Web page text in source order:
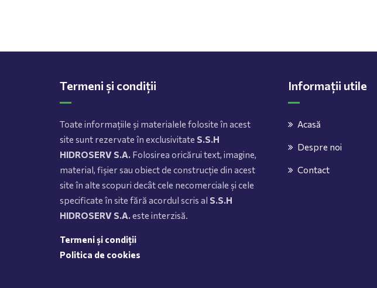
Termeni și condiții
Toate informațiile și materialele folosite în acest
site sunt rezervate în exclusivitate S.S.H
HIDROSERV S.A. Folosirea oricărui text, imagine,
material, fișier sau obiect de construcție din acest
site în alte scopuri decât cele necomerciale și cele
specificate în site fără acordul scris al S.S.H
HIDROSERV S.A.este interzisă.
Termeni și condiții
Politica de cookies
Informații utile
Acasă
Despre noi
Contact